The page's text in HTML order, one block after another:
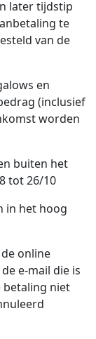
later tijdstip
te
van de
en
(inclusief
worden
buiten het
tot 26/10
in het hoog
online
e-mail die is
betaling niet